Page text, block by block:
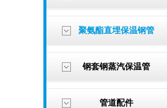
聚氨酯直埋保温钢管
钢套钢蒸汽保温管
管道配件